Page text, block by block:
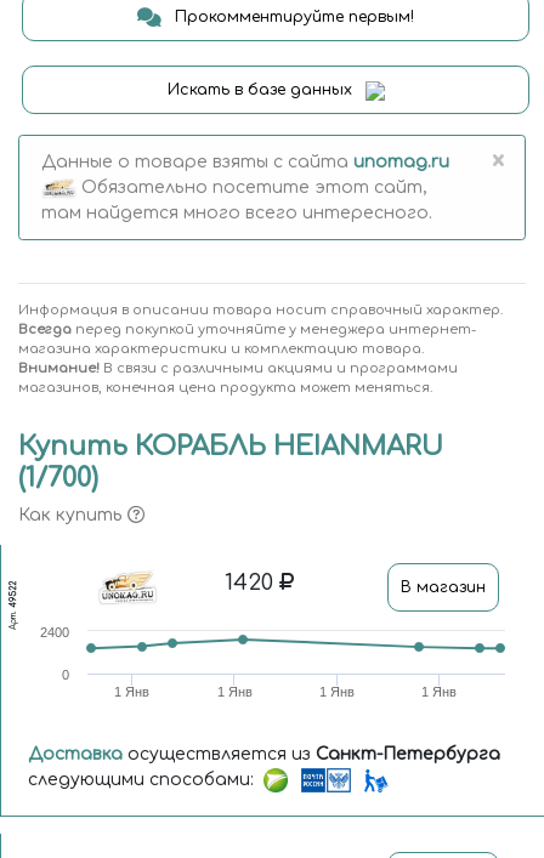
Прокомментируйте первым!
Искать в базе данных
Данные о товаре взяты с сайта unomag.ru
Обязательно посетите этот сайт,
там найдется много всего интересного.
×
Информация в описании товара носит справочный характер.
Всегда перед покупкой уточняйте у менеджера интернет-
магазина характеристики и комплектацию товара.
Внимание! В связи с различными акциями и программами
магазинов, конечная цена продукта может меняться.
Купить КОРАБЛЬ HEIANMARU
(1/700)
Как купить
Арт.
49522 1420 В магазин
1 Янв 1 Янв 1 Янв 1 Янв
0
2400
Доставка осуществляется из Санкт-Петербурга
следующими способами: